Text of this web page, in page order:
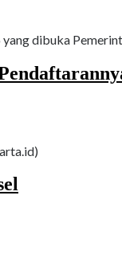
dibuka